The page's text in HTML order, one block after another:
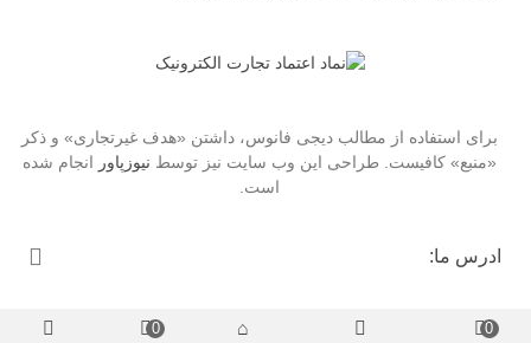
برای استفاده از مطالب دیجی فانوس، داشتن «هدف غیرتجاری» و ذکر
«منبع» کافیست. طراحی این وب سایت نیز توسط نیوزپاور انجام شده
است.
ادرس ما:
0
0